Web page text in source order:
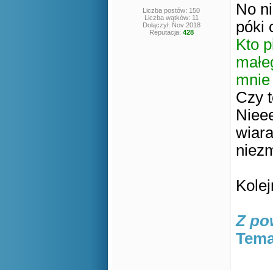
Liczba postów: 150
Liczba wątków: 11
Dołączył: Nov 2018
Reputacja: 428
No
póki
Kto
mnie
Czy
Z